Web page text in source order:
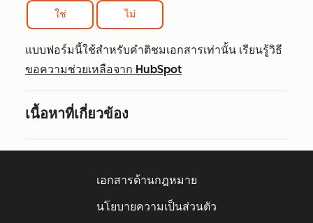
ใช่ ไม่
แบบฟอร์มนี้ใช้สำหรับคำติชมเอกสารเท่านั้น เรียนรู้วิธี
ขอความช่วยเหลือจาก HubSpot
เนื้อหาที่เกี่ยวข้อง
เอกสารด้านกฎหมาย
นโยบายความเป็นส่วนตัว